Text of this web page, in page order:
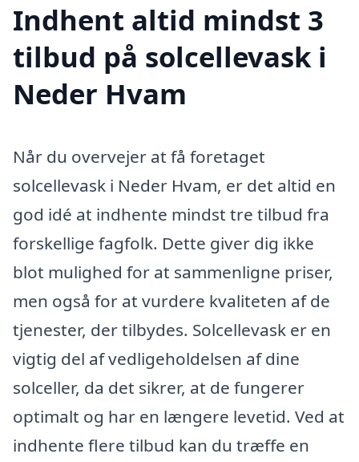
Indhent altid mindst 3
tilbud på solcellevask i
Neder Hvam
Når du overvejer at få foretaget
solcellevask i Neder Hvam, er det altid en
god idé at indhente mindst tre tilbud fra
forskellige fagfolk. Dette giver dig ikke
blot mulighed for at sammenligne priser,
men også for at vurdere kvaliteten af de
tjenester, der tilbydes. Solcellevask er en
vigtig del af vedligeholdelsen af dine
solceller, da det sikrer, at de fungerer
optimalt og har en længere levetid. Ved at
indhente flere tilbud kan du træffe en